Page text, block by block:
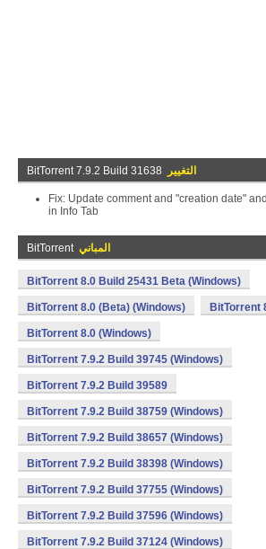
BitTorrent 7.9.2 Build 31638 التغيير
Fix: Update comment and "creation date"
in Info Tab
BitTorrent المباني
BitTorrent 8.0 Build 25431 Beta (Windows)
BitTorrent 8.0 (Beta) (Windows) BitTorrent
BitTorrent 8.0 (Windows)
BitTorrent 7.9.2 Build 39745 (Windows)
BitTorrent 7.9.2 Build 39589
BitTorrent 7.9.2 Build 38759 (Windows)
BitTorrent 7.9.2 Build 38657 (Windows)
BitTorrent 7.9.2 Build 38398 (Windows)
BitTorrent 7.9.2 Build 37755 (Windows)
BitTorrent 7.9.2 Build 37596 (Windows)
BitTorrent 7.9.2 Build 37124 (Windows)